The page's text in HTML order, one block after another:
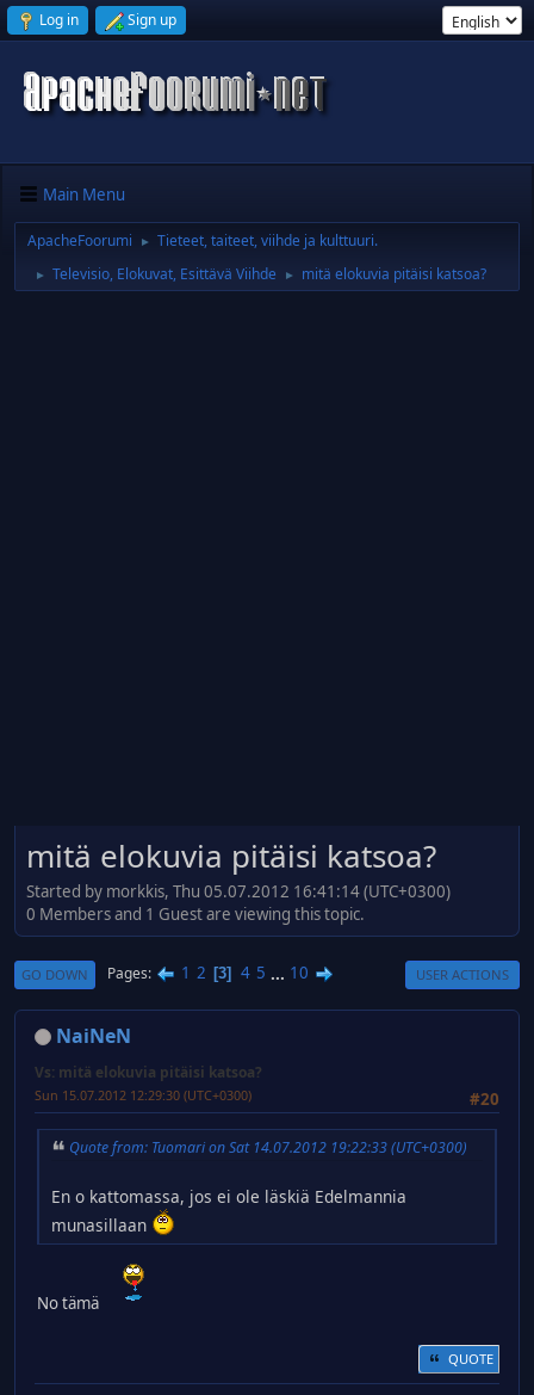
Log in Sign up
Main Menu
ApacheFoorumi ► Tieteet, taiteet, viihde ja kulttuuri.
► Televisio, Elokuvat, Esittävä Viihde ► mitä elokuvia pitäisi katsoa?
mitä elokuvia pitäisi katsoa?
Started by morkkis, Thu 05.07.2012 16:41:14 (UTC+0300)
0 Members and 1 Guest are viewing this topic.
GO DOWN Pages 1 2 3 4 5 ... 10 USER ACTIONS
NaiNeN
Vs: mitä elokuvia pitäisi katsoa?
#20
Sun 15.07.2012 12:29:30 (UTC+0300)
Quote from: Tuomari on Sat 14.07.2012 19:22:33 (UTC+0300)
En o kattomassa, jos ei ole läskiä Edelmannia
munasillaan
No tämä
QUOTE